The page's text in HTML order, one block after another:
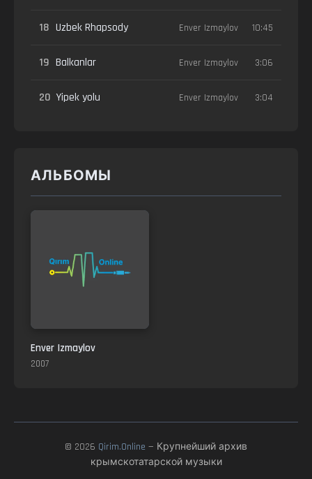
18 Uzbek Rhapsody Enver Izmaylov 10:45
19 Balkanlar Enver Izmaylov 3:06
20 Yipek yolu Enver Izmaylov 3:04
АЛЬБОМЫ
Enver Izmaylov
2007
© 2026 Qirim.Online — Крупнейший архив
крымскотатарской музыки